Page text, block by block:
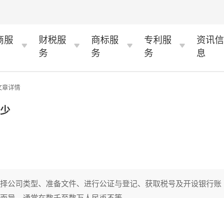
服
财税服
务
商标服
务
专利服
务
资讯信
息
章详情
公司类型、准备文件、进行公证与登记、获取税号及开设银行账